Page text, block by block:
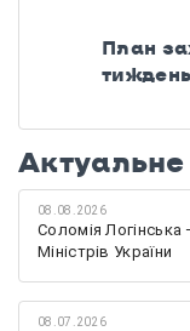
План
тиждень
Актуальне
08.08.2026
Соломія Логінська
Міністрів України
08.07.2026